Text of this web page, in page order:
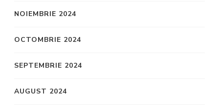
NOIEMBRIE 2024
OCTOMBRIE 2024
SEPTEMBRIE 2024
AUGUST 2024